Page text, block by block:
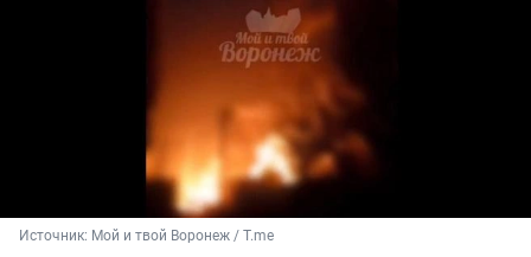
Источник: Мой и твой Воронеж / T.me